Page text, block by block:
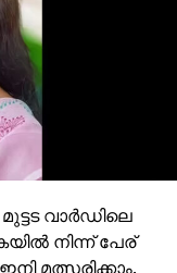
വാര്‍ഡിലെ
നിന്ന് പേര്
മത്സരിക്കാം.